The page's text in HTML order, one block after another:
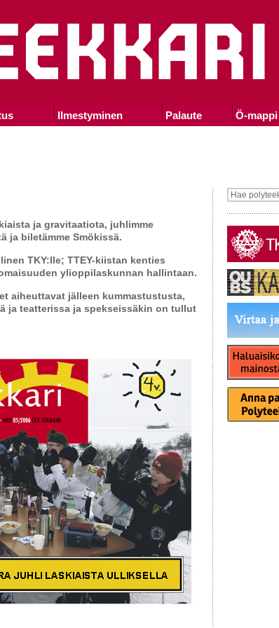
Ilmestyminen Palaute Ö-mappi
ja gravitaatiota, juhlimme
ja biletämme Smökissä.
TKY:lle; TTEY-kiistan kenties
ylioppilaskunnan hallintaan.
aiheuttavat jälleen kummastustusta,
ja teatterissa ja spekseissäkin on tullut